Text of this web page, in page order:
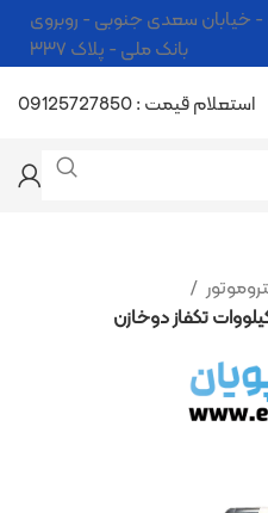
خیابان سعدی جنوبی - روبروی
بانک ملی - پلاک ۳۳۷
استعلام قیمت : 09125727850